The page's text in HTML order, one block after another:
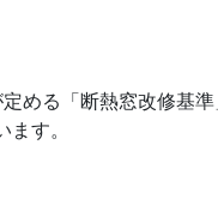
める「断熱窓改修基
す。